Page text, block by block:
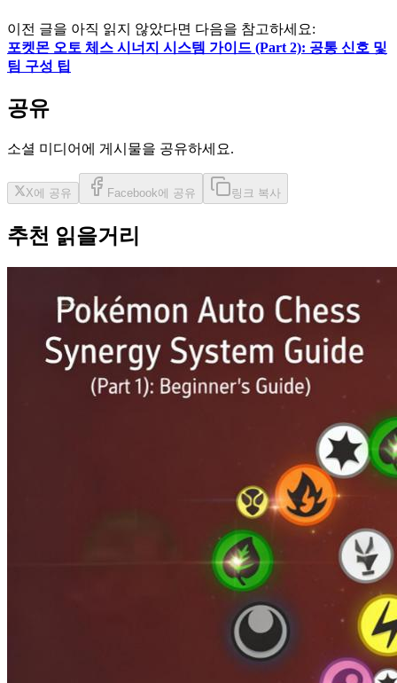
이전 글을 아직 읽지 않았다면 다음을 참고하세요:
포켓몬 오토 체스 시너지 시스템 가이드 (Part 2): 공통 신호 및
팀 구성 팁
공유
소셜 미디어에 게시물을 공유하세요.
X에 공유 Facebook에 공유 링크 복사
추천 읽을거리